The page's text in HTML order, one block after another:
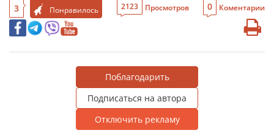
3 Понравилось 2123 Просмотров 0 Коментарии
Поблагодарить
Подписаться на автора
Отключить рекламу